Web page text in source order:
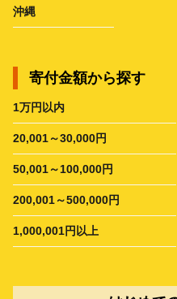
沖縄
寄付金額から探す
1万円以内
20,001～30,000円
50,001～100,000円
200,001～500,000円
1,000,001円以上